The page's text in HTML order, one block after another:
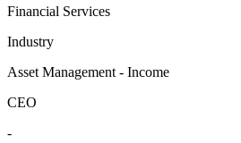
Financial Services
Industry
Asset Management - Income
CEO
-